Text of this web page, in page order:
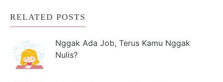
RELATED POSTS
Nggak Ada Job, Terus Kamu Nggak
Nulis?